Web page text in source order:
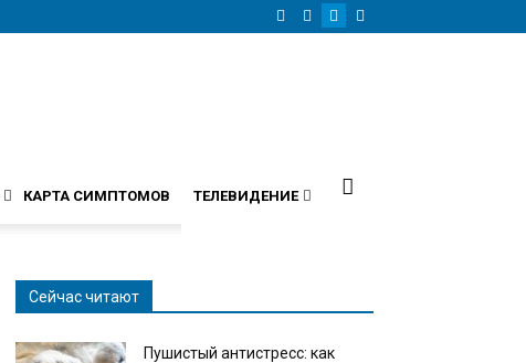
КАРТА СИМПТОМОВ ТЕЛЕВИДЕНИЕ
Сейчас читают
Пушистый антистресс: как